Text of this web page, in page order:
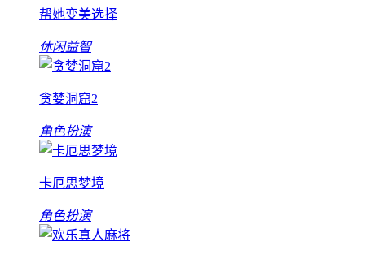
帮她变美选择
休闲益智
贪婪洞窟2
角色扮演
卡厄思梦境
角色扮演